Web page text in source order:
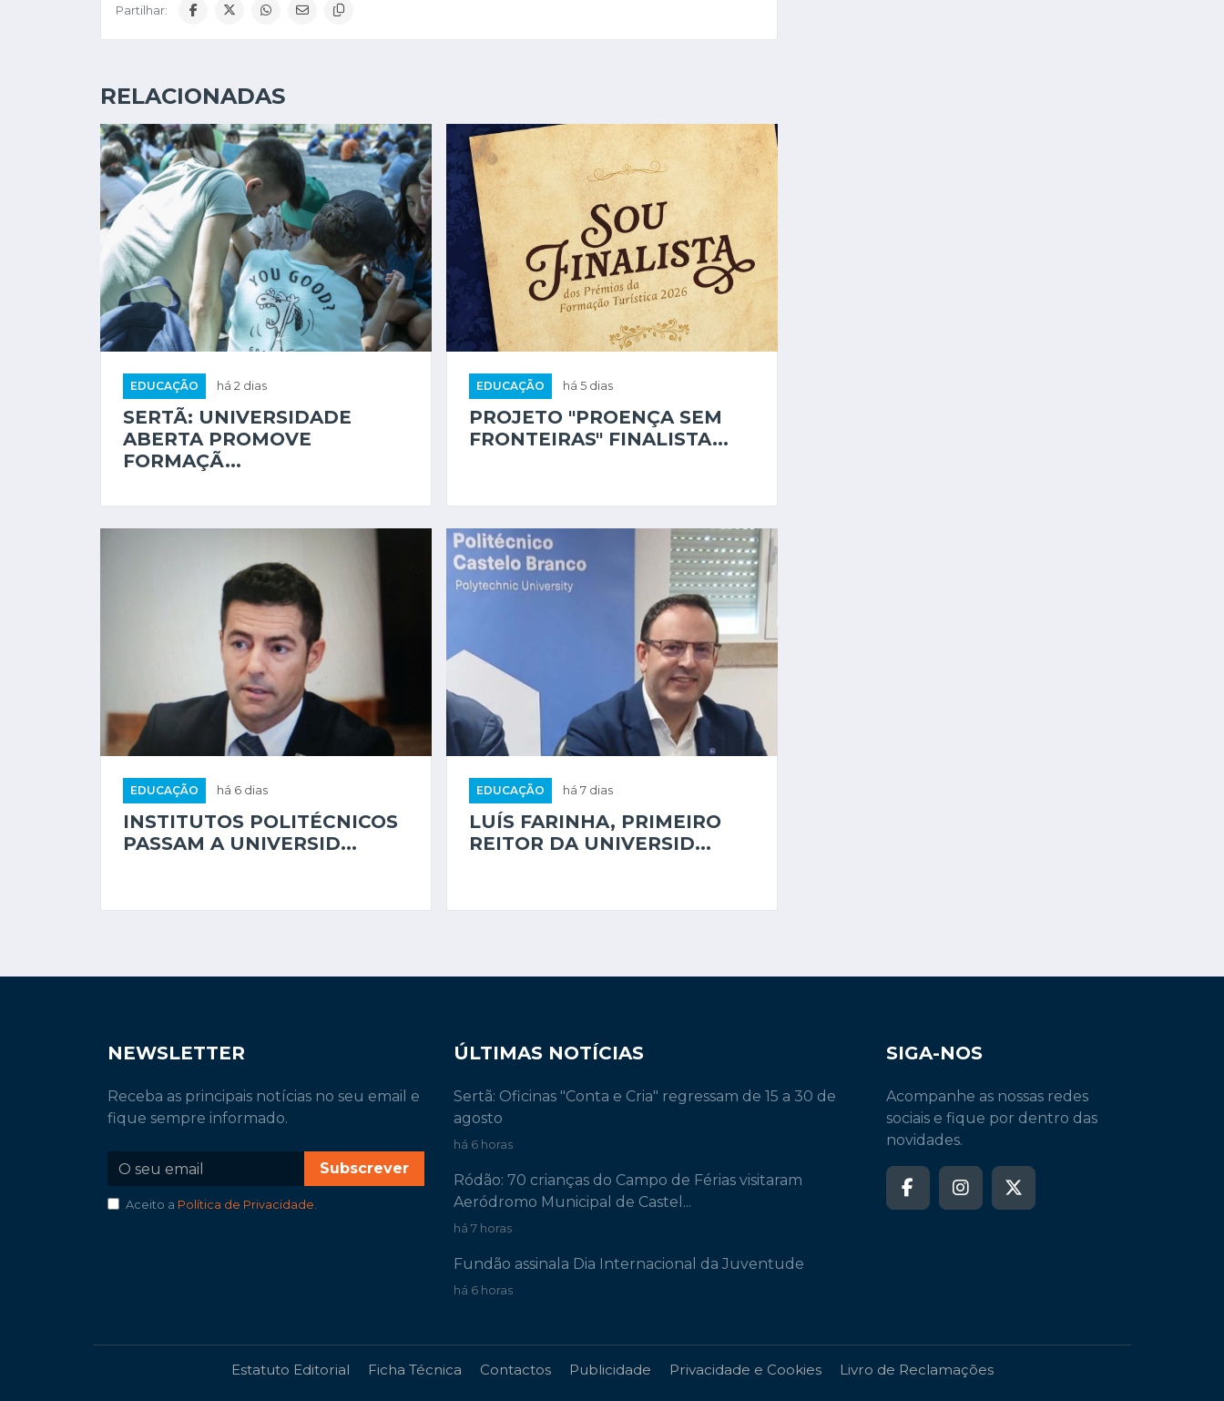
Partilhar:
RELACIONADAS
EDUCAÇÃO há 2 dias
SERTÃ: UNIVERSIDADE
ABERTA PROMOVE
FORMAÇÃ...
EDUCAÇÃO há 5 dias
PROJETO "PROENÇA SEM
FRONTEIRAS" FINALISTA...
EDUCAÇÃO há 6 dias
INSTITUTOS POLITÉCNICOS
PASSAM A UNIVERSID...
EDUCAÇÃO há 7 dias
LUÍS FARINHA, PRIMEIRO
REITOR DA UNIVERSID...
NEWSLETTER
Receba as principais notícias no seu email e
fique sempre informado.
Subscrever
Aceito a Política de Privacidade.
ÚLTIMAS NOTÍCIAS
Sertã: Oficinas "Conta e Cria" regressam de 15 a 30 de
agosto
há 6 horas
Ródão: 70 crianças do Campo de Férias visitaram
Aeródromo Municipal de Castel...
há 7 horas
Fundão assinala Dia Internacional da Juventude
há 6 horas
SIGA-NOS
Acompanhe as nossas redes
sociais e fique por dentro das
novidades.
Estatuto Editorial Ficha Técnica Contactos Publicidade Privacidade e Cookies Livro de Reclamações